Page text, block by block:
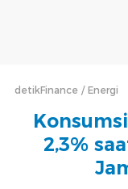
detikFinance Energi
2,3%